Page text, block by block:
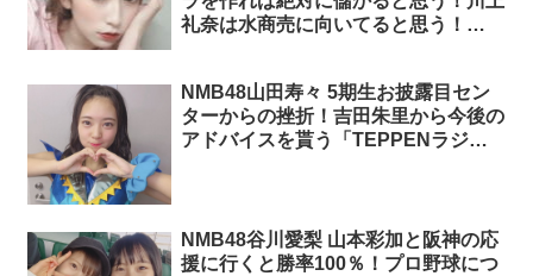
礼奈は水商売に向いてると思う！
NMB48山田寿々 5期生お披露目セン
ターからの挫折！吉田朱里から今後の
アドバイスを貰う「TEPPENラジ
NMB48谷川愛梨 山本彩加と阪神の応
援に行くと勝率100％！プロ野球につ